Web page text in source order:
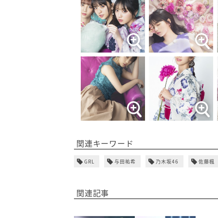
関連キーワード
GRL 与田祐希 乃木坂46 佐藤楓
関連記事